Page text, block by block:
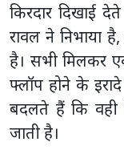
किरदार दिखाई
रावल ने निभाया
है। सभी मिलकर
फ्लॉप होने के
बदलते हैं कि वही
जाती है।